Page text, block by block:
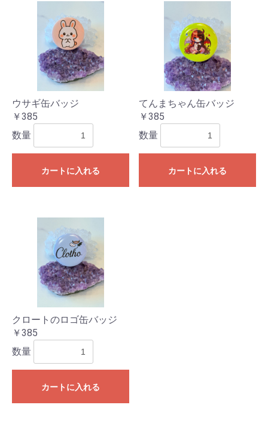
ウサギ缶バッジ
￥385
数量
カートに入れる
てんまちゃん缶バッジ
￥385
数量
カートに入れる
クロートのロゴ缶バッジ
￥385
数量
カートに入れる